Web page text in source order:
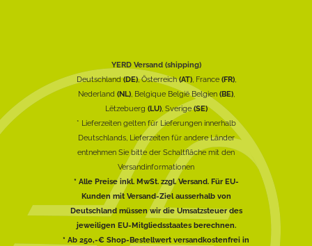
YERD Versand (shipping)
Deutschland(DE), Österreich(AT), France (FR),
Nederland (NL), Belgique België Belgien (BE),
Lëtzebuerg (LU), Sverige(SE)
* Lieferzeiten gelten für Lieferungen innerhalb
Deutschlands, Lieferzeiten für andere Länder
entnehmen Sie bitte der Schaltfläche mit den
Versandinformationen
* Alle Preise inkl. MwSt. zzgl. Versand. Für EU-
Kunden mit Versand-Ziel ausserhalb von
Deutschland müssen wir die Umsatzsteuer des
jeweiligen EU-Mitgliedsstaates berechnen.
* Ab 250,-€ Shop-Bestellwert versandkostenfrei in